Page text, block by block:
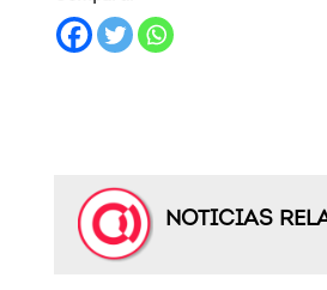
NOTICIAS